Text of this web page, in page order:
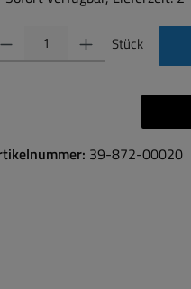
Anzahl: Gib denStück
39-872-00020